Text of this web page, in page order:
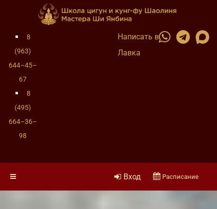
8
(963)
644–45–
67
8
(495)
664–36–
98
Написать в
Лавка
Вход Расписание